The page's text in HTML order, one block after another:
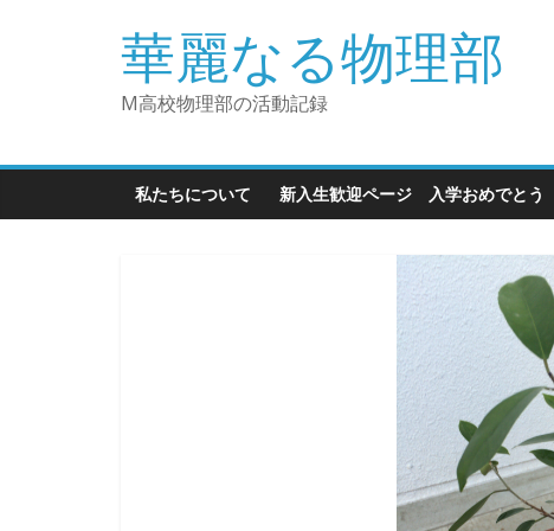
華麗なる物理部
M高校物理部の活動記録
私たちについて 新入生歓迎ページ 入学おめでとう